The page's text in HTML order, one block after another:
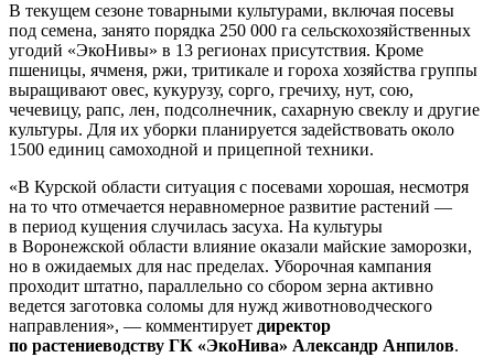
В текущем сезоне товарными культурами, включая посевы
под семена, занято порядка 250 000 га сельскохозяйственных
угодий «ЭкоНивы» в 13 регионах присутствия. Кроме
пшеницы, ячменя, ржи, тритикале и гороха хозяйства группы
выращивают овес, кукурузу, сорго, гречиху, нут, сою,
чечевицу, рапс, лен, подсолнечник, сахарную свеклу и другие
культуры. Для их уборки планируется задействовать около
1500 единиц самоходной и прицепной техники.
«В Курской области ситуация с посевами хорошая, несмотря
на то что отмечается неравномерное развитие растений —
в период кущения случилась засуха. На культуры
в Воронежской области влияние оказали майские заморозки,
но в ожидаемых для нас пределах. Уборочная кампания
проходит штатно, параллельно со сбором зерна активно
ведется заготовка соломы для нужд животноводческого
направления», — комментирует директор
по растениеводству ГК «ЭкоНива» Александр Анпилов.